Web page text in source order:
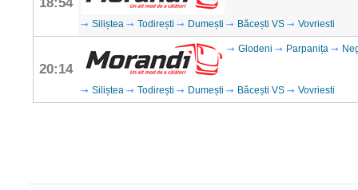
Siliștea Todirești Dumești Băcești VS Vovriesti
20:14
Glodeni Parpanița
Siliștea Todirești Dumești Băcești VS Vovriesti